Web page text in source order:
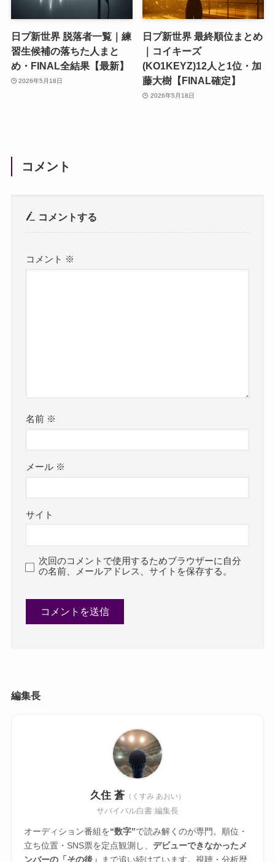
日プ新世界 脱落者一覧｜練
習生候補の落ちた人まと
め・FINAL全結果【最新】
2026年5月18日
日プ新世界 最終順位まとめ
｜コイキーズ
(KO1KEYZ)12人と1位・加
藤大樹【FINAL確定】
2026年5月18日
コメント
コメントする
コメント ※
名前 ※
メール ※
サイト
次回のコメントで使用するためブラウザーに自分
の名前、メールアドレス、サイトを保存する。
編集長
久住 蒼（くすみ あおい）
サバイバル白書 編集長
オーディション番組を“数字”で読み解くのが専門。順位・
立ち位置・SNS票を定点観測し、 デビューできなかったメ
ンバーの「その後」
まで追い続けています。視聴・分析歴